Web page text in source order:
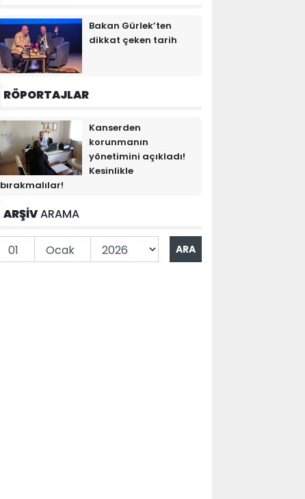
Bakan Gürlek’ten
dikkat çeken tarih
RÖPORTAJLAR
Kanserden
korunmanın
yönetimini açıkladı!
Kesinlikle
bırakmalılar!
ARŞİVARAMA